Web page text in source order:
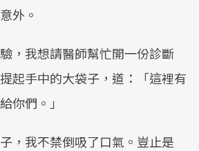
外。
，我想請醫師幫忙開一份診斷
起手中的大袋子，道：「這裡有
你們。」
，我不禁倒吸了口氣。豈止是